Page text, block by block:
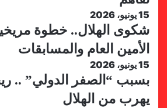
15 يونيو، 2026
شكوى الهلال.. خطوة
الأمين العام والمسابقات
15 يونيو، 2026
بسبب “الصفر الدولي” ..
يهرب من الهلال